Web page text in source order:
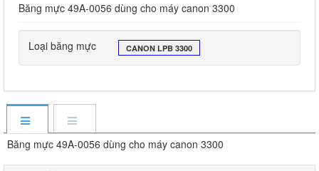
Băng mực 49A-0056 dùng cho máy canon 3300
Loại băng mực CANON LPB 3300
Băng mực 49A-0056 dùng cho máy canon 3300